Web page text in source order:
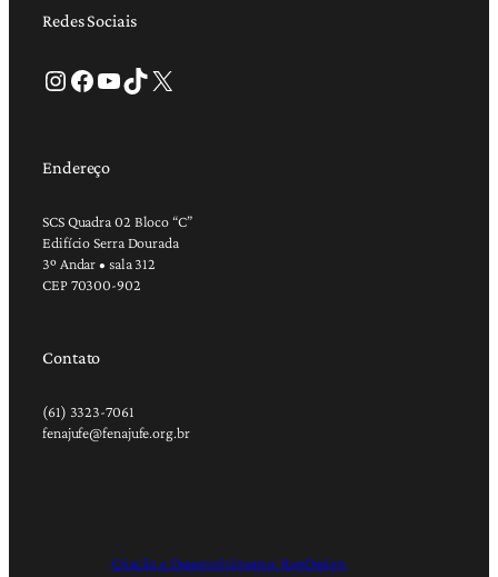
Redes Sociais
Instagram Facebook Youtube TikTok X
Endereço
SCS Quadra 02 Bloco “C”
Edifício Serra Dourada
3º Andar • sala 312
CEP 70300-902
Contato
(61) 3323-7061
fenajufe@fenajufe.org.br
Criação e Desenvolvimento: RapDesign